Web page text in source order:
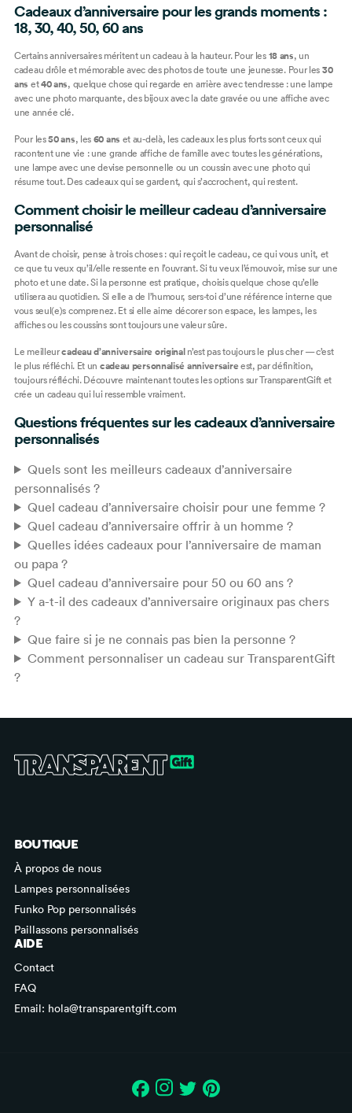
Cadeaux d’anniversaire pour les grands moments :
18, 30, 40, 50, 60 ans
Certains anniversaires méritent un cadeau à la hauteur. Pour les 18 ans, un
cadeau drôle et mémorable avec des photos de toute une jeunesse. Pour les 30
ans et40 ans, quelque chose qui regarde en arrière avec tendresse : une lampe
avec une photo marquante, des bijoux avec la date gravée ou une affiche avec
une année clé.
Pour les50 ans, les 60 ans et au-delà, les cadeaux les plus forts sont ceux qui
racontent une vie : une grande affiche de famille avec toutes les générations,
une lampe avec une devise personnelle ou un coussin avec une photo qui
résume tout. Des cadeaux qui se gardent, qui s’accrochent, qui restent.
Comment choisir le meilleur cadeau d’anniversaire
personnalisé
Avant de choisir, pense à trois choses : qui reçoit le cadeau, ce qui vous unit, et
ce que tu veux qu’il/elle ressente en l’ouvrant. Si tu veux l’émouvoir, mise sur une
photo et une date. Si la personne est pratique, choisis quelque chose qu’elle
utilisera au quotidien. Si elle a de l’humour, sers-toi d’une référence interne que
vous seul(e)s comprenez. Et si elle aime décorer son espace, les lampes, les
affichesou lescoussinssont toujours une valeur sûre.
Le meilleurcadeau d’anniversaire originaln’est pas toujours le plus cher — c’est
le plus réfléchi. Et un cadeau personnalisé anniversaireest, par définition,
toujours réfléchi. Découvre maintenant toutes les options surTransparentGiftet
crée un cadeau qui lui ressemble vraiment.
Questions fréquentes sur les cadeaux d’anniversaire
personnalisés
Quels sont les meilleurs cadeaux d’anniversaire
personnalisés ?
Quel cadeau d’anniversaire choisir pour une femme ?
Quel cadeau d’anniversaire offrir à un homme ?
Quelles idées cadeaux pour l’anniversaire de maman
ou papa ?
Quel cadeau d’anniversaire pour 50 ou 60 ans ?
Y a-t-il des cadeaux d’anniversaire originaux pas chers
?
Que faire si je ne connais pas bien la personne ?
Comment personnaliser un cadeau sur TransparentGift
?
BOUTIQUE
À propos de nous
Lampes personnalisées
Funko Pop personnalisés
Paillassons personnalisés
AIDE
Contact
FAQ
Email: hola@transparentgift.com